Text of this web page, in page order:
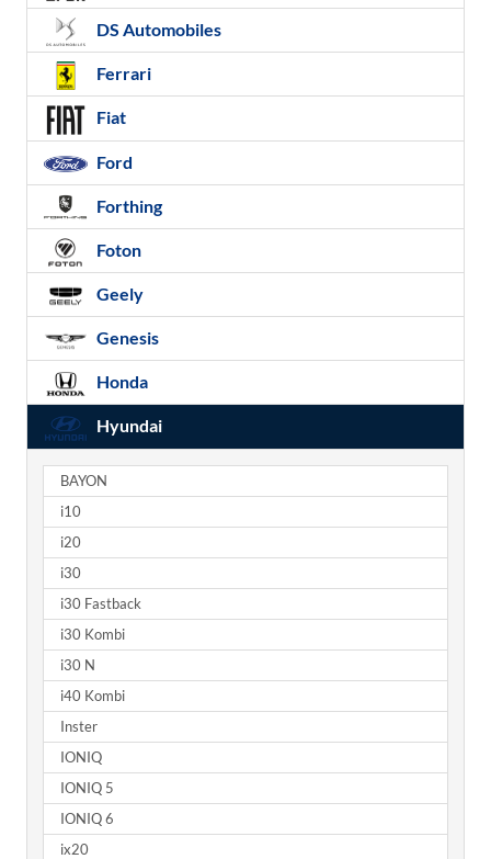
DS Automobiles
Ferrari
Fiat
Ford
Forthing
Foton
Geely
Genesis
Honda
Hyundai
BAYON
i10
i20
i30
i30 Fastback
i30 Kombi
i30 N
i40 Kombi
Inster
IONIQ
IONIQ 5
IONIQ 6
ix20